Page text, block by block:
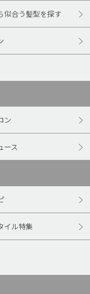
似合う髪型を探す
ン
ース
イル特集